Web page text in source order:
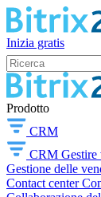
Inizia gratis
Prodotto
CRM
CRM Gestire
Gestione delle
Contact center